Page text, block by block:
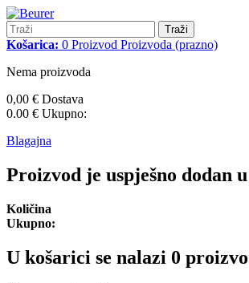
Traži
Košarica: 0 Proizvod Proizvoda (prazno)
Nema proizvoda
0,00 € Dostava
0.00 € Ukupno:
Blagajna
Proizvod je uspješno dodan
Količina
Ukupno:
U košarici se nalazi 0